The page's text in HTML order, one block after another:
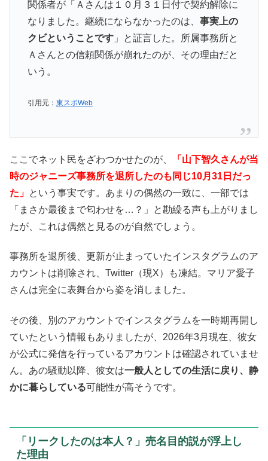
関係者が「Ａさんは１０月３１日付で契約解除に
なりました。継続にならなかったのは、 事実上の
クビということです」と証言した。所属事務所と
Ａさんとの信頼関係が崩れたのが、その理由だと
いう。
引用元： 東スポWeb
ここでネット民をざわつかせたのが、
「山下智久さんが当
時のジャニーズ事務所を退所したのも同じ10月31日だっ
た」 という事実です。あまりの偶然の一致に、一部では
「まさか最後まで匂わせを…？」と勘繰る声も上がりまし
たが、これは偶然と見るのが自然でしょう。
事務所を退所後、更新が止まっていたインスタグラムのア
カウントは削除され、Twitter（現X）も凍結。マリア愛子
さんは完全に表舞台から姿を消しました。
その後、別のアカウントでインスタグラムを一時期再開し
ていたという情報もありましたが、2026年3月現在、彼女
が公式に発信を行っているアカウントは確認されていませ
ん。あの騒動以降、彼女は一般人としての生活に戻り、静
かに暮らしている可能性が高そうです。
「リークしたのは本人？」売名目的説が浮上し
た理由